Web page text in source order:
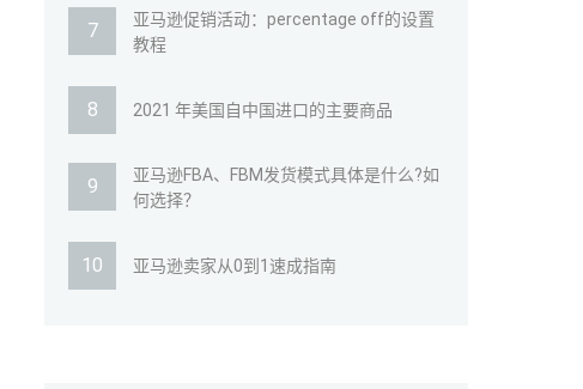
亚马逊促销活动：percentage off的设置
教程
2021 年美国自中国进口的主要商品
亚马逊FBA、FBM发货模式具体是什么?如
何选择？
亚马逊卖家从0到1速成指南